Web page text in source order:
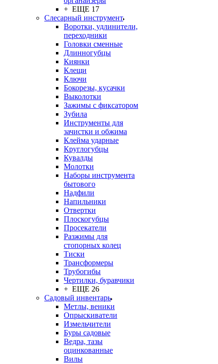
+ ЕЩЕ 17
Слесарный инструмент
Воротки, удлинители,
переходники
Головки сменные
Длинногубцы
Киянки
Клещи
Ключи
Бокорезы, кусачки
Выколотки
Зажимы с фиксатором
Зубила
Инструменты для
зачистки и обжима
Клейма ударные
Круглогубцы
Кувалды
Молотки
Наборы инструмента
бытового
Надфили
Напильники
Отвертки
Плоскогубцы
Просекатели
Разжимы для
стопорных колец
Тиски
Трансформеры
Трубогибы
Чертилки, буравчики
+ ЕЩЕ 26
Садовый инвентарь
Метлы, веники
Опрыскиватели
Измельчители
Буры садовые
Ведра, тазы
оцинкованные
Вилы